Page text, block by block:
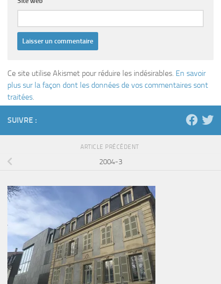
Ce site utilise Akismet pour réduire les indésirables. En savoir
plus sur la façon dont les données de vos commentaires sont
traitées.
SUIVRE :
ARTICLE PRÉCÉDENT
2004-3